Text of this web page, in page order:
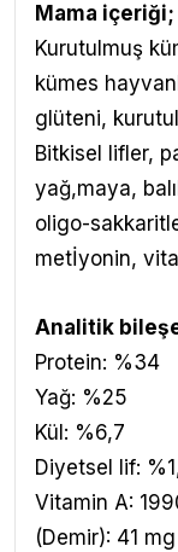
Mama içeriği;
Kurutulmuş
kümes
glüteni,
Bitkisel lifler,
yağ,maya,
oligo-
metİyonin,
Analitik
Protein: %34
Yağ: %25
Kül: %6,7
Diyetsel lif:
Vitamin A:
(Demir): 41